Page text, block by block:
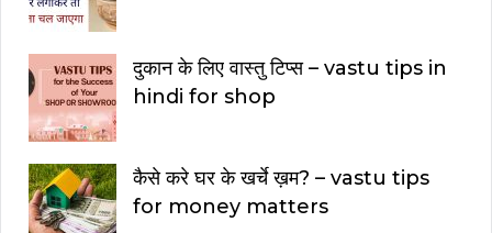
दुकान के लिए वास्तु टिप्स – vastu tips in
hindi for shop
कैसे करे घर के खर्चे ख़म? – vastu tips
for money matters